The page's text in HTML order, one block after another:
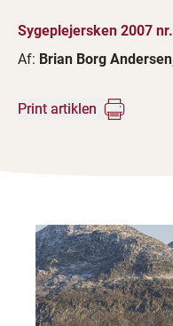
Sygeplejersken 2007
Af: Brian Borg
Print artiklen